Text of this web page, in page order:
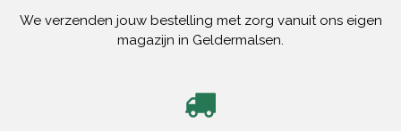
We verzenden jouw bestelling met zorg vanuit ons eigen
magazijn in Geldermalsen.